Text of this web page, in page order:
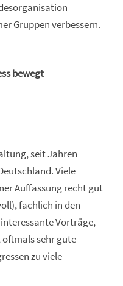
Gruppen verbessern.
bewegt
seit Jahren
Viele
Auffassung recht gut
fachlich in den
Vorträge,
sehr gute
zu viele